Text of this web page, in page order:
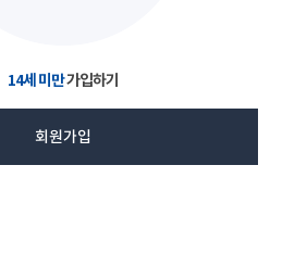
14세 미만가입하기
회원가입